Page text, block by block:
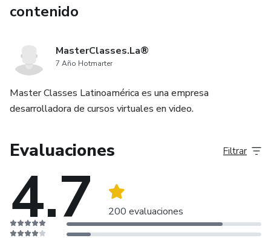
* Aprende las mejores técnicas sobre Nail Art de forma
contenido
MasterClasses.La®
7 Año Hotmarter
Master Classes Latinoamérica es una empresa
desarrolladora de cursos virtuales en video.
Evaluaciones
4.7 200 evaluaciones
Filtrar